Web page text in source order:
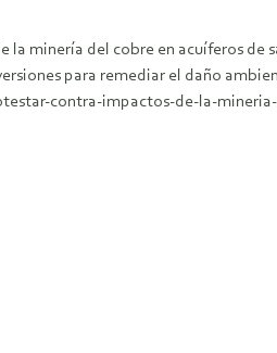
minería del cobre en acuíferos de
para remediar el daño
contra-impactos-de-la-